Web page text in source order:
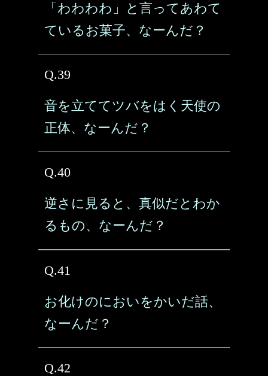
「わわわわ」と言ってあわて
ているお菓子、なーんだ？
Q.39
音を立ててツバをはく天使の
正体、なーんだ？
Q.40
逆さに見ると、真似だとわか
るもの、なーんだ？
Q.41
お化けのにおいをかいだ話、
なーんだ？
Q.42